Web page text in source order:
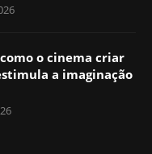
o cinema criar
a imaginação